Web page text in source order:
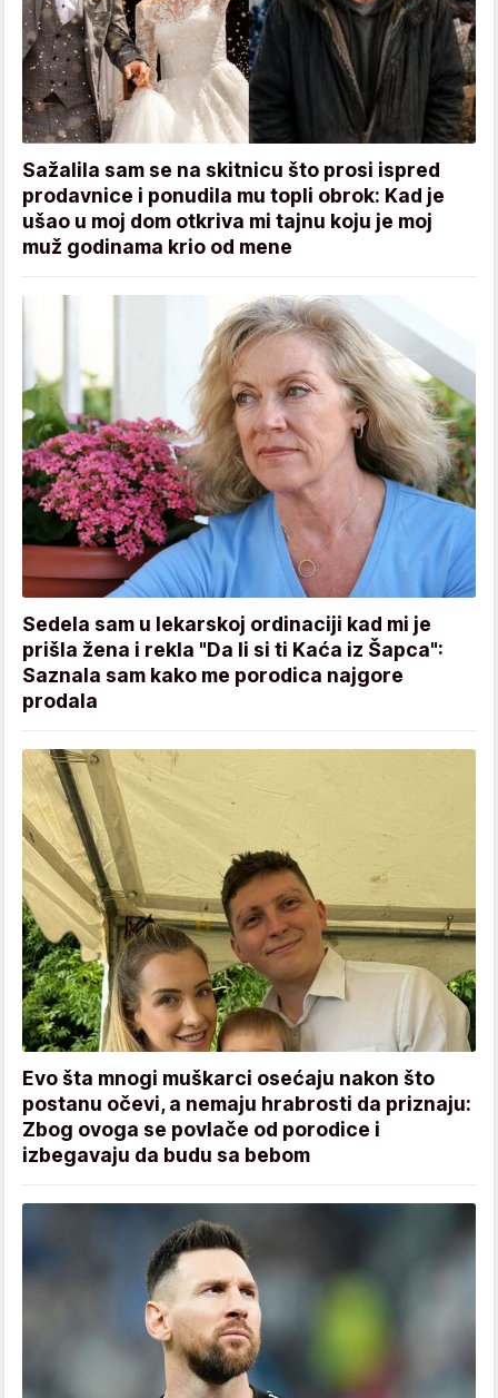
Sažalila sam se na skitnicu što prosi ispred
prodavnice i ponudila mu topli obrok: Kad je
ušao u moj dom otkriva mi tajnu koju je moj
muž godinama krio od mene
Sedela sam u lekarskoj ordinaciji kad mi je
prišla žena i rekla "Da li si ti Kaća iz Šapca":
Saznala sam kako me porodica najgore
prodala
Evo šta mnogi muškarci osećaju nakon što
postanu očevi, a nemaju hrabrosti da priznaju:
Zbog ovoga se povlače od porodice i
izbegavaju da budu sa bebom